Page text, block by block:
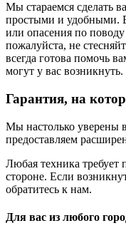
Мы стараемся сделать
простыми и удобными.
или опасения по
пожалуйста, не
всегда готова помочь
могут у вас возникнуть.
Гарантия, на
Мы настолько уверены
предоставляем
Любая техника требует
стороне. Если
обратитесь к нам.
Для вас из любого